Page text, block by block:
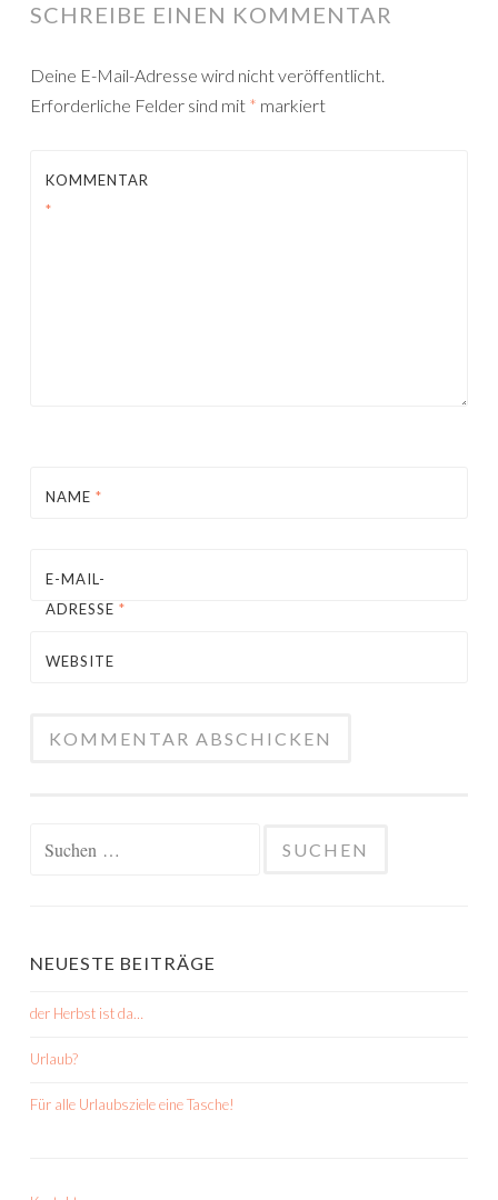
SCHREIBE EINEN KOMMENTAR
Deine E-Mail-Adresse wird nicht veröffentlicht.
Erforderliche Felder sind mit * markiert
KOMMENTAR
*
NAME *
E-MAIL-
ADRESSE *
WEBSITE
NEUESTE BEITRÄGE
der Herbst ist da…
Urlaub?
Für alle Urlaubsziele eine Tasche!